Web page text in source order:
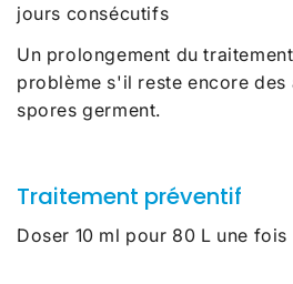
jours consécutifs
Un prolongement du
problème s'il reste encore des
spores germent.
Traitement préventif
Doser 10 ml pour 80 L une